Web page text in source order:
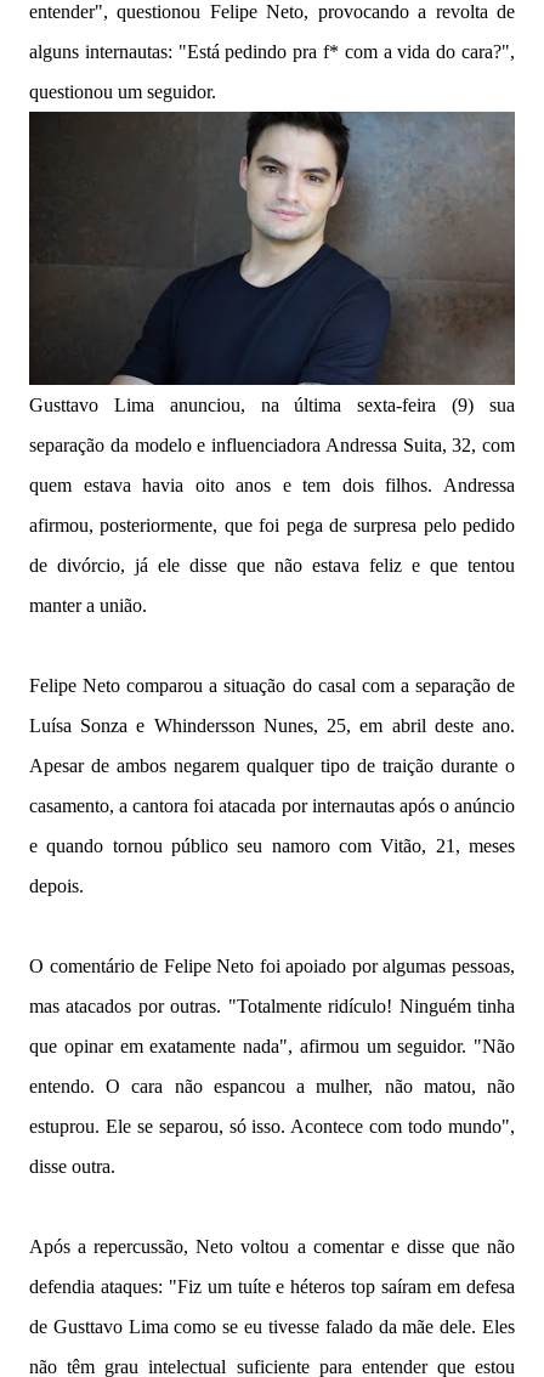
entender", questionou Felipe Neto, provocando a revolta de
alguns internautas: "Está pedindo pra f* com a vida do cara?",
questionou um seguidor.
Gusttavo Lima anunciou, na última sexta-feira (9) sua
separação da modelo e influenciadora Andressa Suita, 32, com
quem estava havia oito anos e tem dois filhos. Andressa
afirmou, posteriormente, que foi pega de surpresa pelo pedido
de divórcio, já ele disse que não estava feliz e que tentou
manter a união.
Felipe Neto comparou a situação do casal com a separação de
Luísa Sonza e Whindersson Nunes, 25, em abril deste ano.
Apesar de ambos negarem qualquer tipo de traição durante o
casamento, a cantora foi atacada por internautas após o anúncio
e quando tornou público seu namoro com Vitão, 21, meses
depois.
O comentário de Felipe Neto foi apoiado por algumas pessoas,
mas atacados por outras. "Totalmente ridículo! Ninguém tinha
que opinar em exatamente nada", afirmou um seguidor. "Não
entendo. O cara não espancou a mulher, não matou, não
estuprou. Ele se separou, só isso. Acontece com todo mundo",
disse outra.
Após a repercussão, Neto voltou a comentar e disse que não
defendia ataques: "Fiz um tuíte e héteros top saíram em defesa
de Gusttavo Lima como se eu tivesse falado da mãe dele. Eles
não têm grau intelectual suficiente para entender que estou